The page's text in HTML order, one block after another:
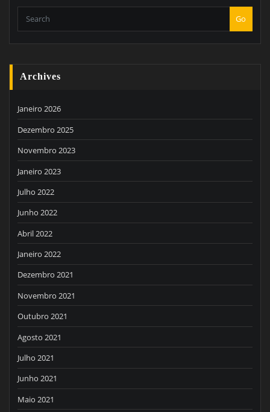
Go
Archives
Janeiro 2026
Dezembro 2025
Novembro 2023
Janeiro 2023
Julho 2022
Junho 2022
Abril 2022
Janeiro 2022
Dezembro 2021
Novembro 2021
Outubro 2021
Agosto 2021
Julho 2021
Junho 2021
Maio 2021